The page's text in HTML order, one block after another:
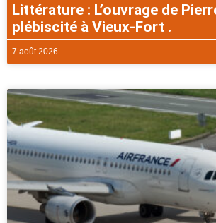
Littérature : L’ouvrage de
plébiscité à Vieux-Fort .
7 août 2026